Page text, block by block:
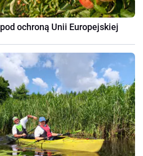
ochroną Unii Europejskiej